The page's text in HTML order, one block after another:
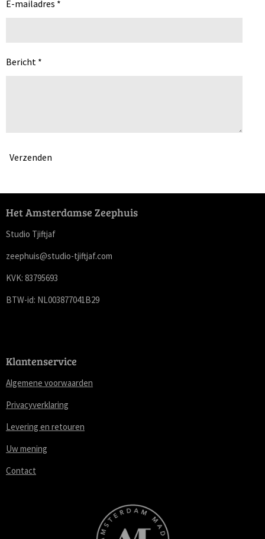
E-mailadres *
Bericht *
Verzenden
Het Amsterdamse Zeephuis
Studio Tjiftjaf
zeephuis@studio-tjiftjaf.com
KVK: 83795693
BTW-id: NL003877041B29
Klantenservice
Algemene voorwaarden
Privacyverklaring
Levering en retouren
Uw mening
Contact